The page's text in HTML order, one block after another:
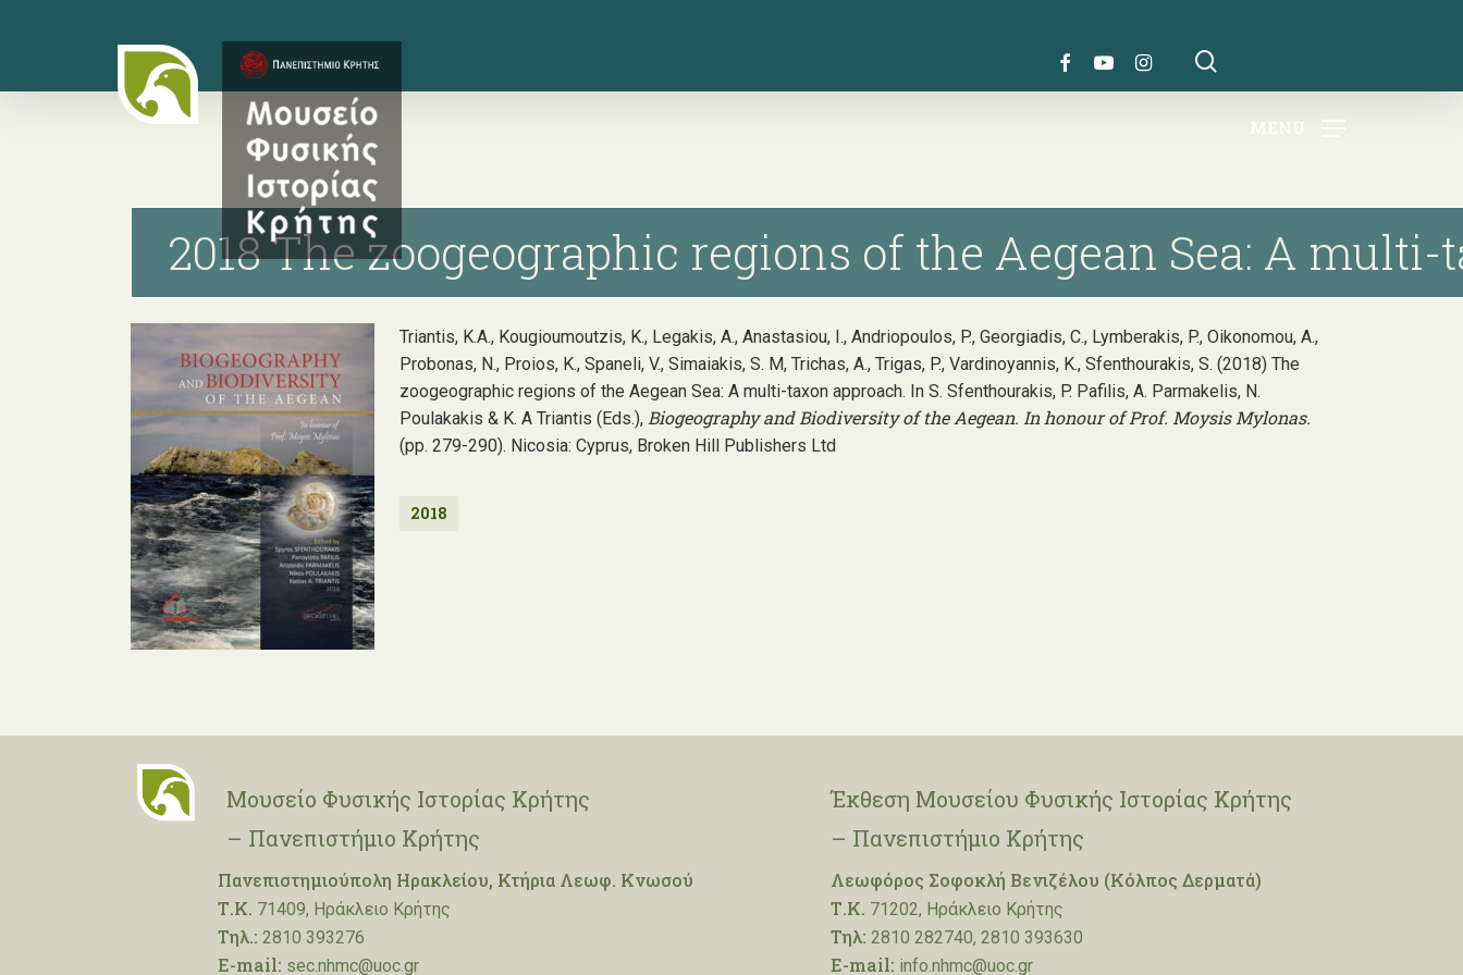
content
MENU
FACEBOOK
YOUTUBEINSTAGRAM
2018 The zoogeographic regions of the Aegean Sea: A
Triantis, K.A., Kougioumoutzis, K., Legakis, A., Anastasiou, I., Andriopoulos, P., Georgiadis, C., Lymberakis, P., Oikonomou, A.,
Probonas, N., Proios, K., Spaneli, V., Simaiakis, S. M, Trichas, A., Trigas, P., Vardinoyannis, K., Sfenthourakis, S. (2018) The
zoogeographic regions of the Aegean Sea: A multi-taxon approach. In S. Sfenthourakis, P. Pafilis, A. Parmakelis, N.
Poulakakis & K. A Triantis (Eds.), Biogeography and Biodiversity of the Aegean. In honour of Prof. Moysis Mylonas.
(pp. 279-290). Nicosia: Cyprus, Broken Hill Publishers Ltd
2018
Μουσείο Φυσικής Ιστορίας Κρήτης
– Πανεπιστήμιο Κρήτης
Πανεπιστημιούπολη Ηρακλείου, Κτήρια Λεωφ. Κνωσού
Τ.Κ. 71409, Ηράκλειο Κρήτης
Τηλ.: 2810 393276
E-mail: sec.nhmc@uoc.gr
Έκθεση Μουσείου Φυσικής Ιστορίας Κρήτης
– Πανεπιστήμιο Κρήτης
Λεωφόρος Σοφοκλή Βενιζέλου (Κόλπος Δερματά)
Τ.Κ. 71202, Ηράκλειο Κρήτης
Τηλ: 2810 282740, 2810 393630
E-mail: info.nhmc@uoc.gr